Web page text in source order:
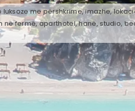
me përshkrime, imazhe,
në fermë, aparthotel, hanë, studio,